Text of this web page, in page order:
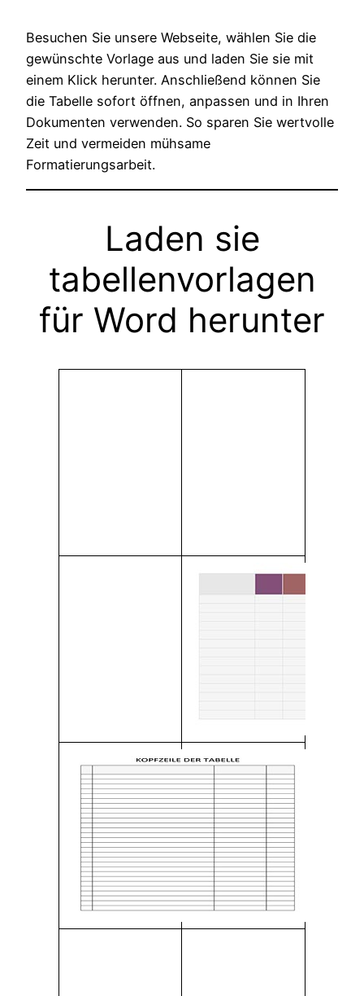
Besuchen Sie unsere Webseite, wählen Sie die
gewünschte Vorlage aus und laden Sie sie mit
einem Klick herunter. Anschließend können Sie
die Tabelle sofort öffnen, anpassen und in Ihren
Dokumenten verwenden. So sparen Sie wertvolle
Zeit und vermeiden mühsame
Formatierungsarbeit.
Laden sie
tabellenvorlagen
für Word herunter